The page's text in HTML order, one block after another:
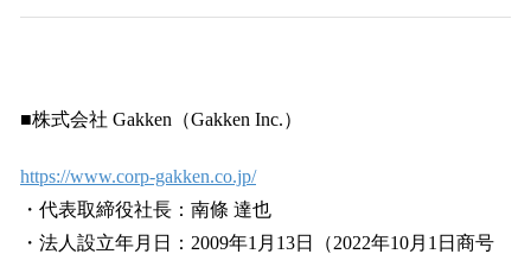
■株式会社 Gakken（Gakken Inc.）
https://www.corp-gakken.co.jp/
・代表取締役社長：南條 達也
・法人設立年月日：2009年1月13日（2022年10月1日商号